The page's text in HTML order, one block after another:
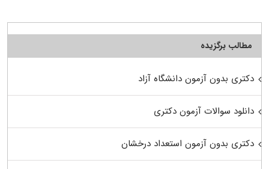
مطالب برگزیده
دکتری بدون آزمون دانشگاه آزاد
دانلود سوالات آزمون دکتری
دکتری بدون آزمون استعداد درخشان